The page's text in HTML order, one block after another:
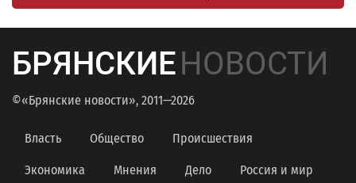
БРЯНСКИЕНОВОСТИ
©«Брянские новости», 2011—2026
Власть Общество Происшествия
Экономика Мнения Дело Россия и мир